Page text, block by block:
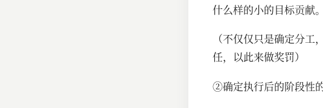
什么样的小的目标贡献。
（不仅仅只是确定分
任，以此来做奖罚）
②确定执行后的阶段性